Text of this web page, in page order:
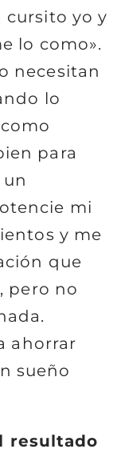
cursito yo y
lo como».
necesitan
lo
para
mi
y me
que
pero no
ahorrar
sueño
resultado